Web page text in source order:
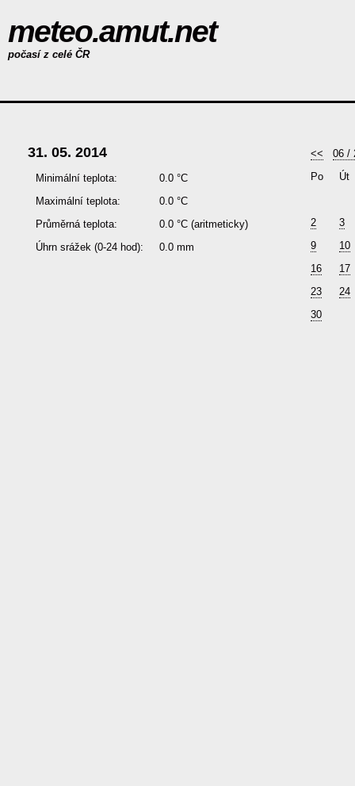
meteo.amut.net
počasí z celé ČR
31. 05. 2014
Minimální teplota:
0.0 °C
Maximální teplota:
0.0 °C
Průměrná teplota:
0.0 °C (aritmeticky)
Úhrn srážek (0-24 hod):
0.0 mm
<<
06 /
Po
Út
2
3
9
10
16
17
23
24
30